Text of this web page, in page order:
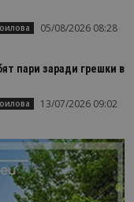
05/08/2026 08:28
пари заради грешки в
13/07/2026 09:02